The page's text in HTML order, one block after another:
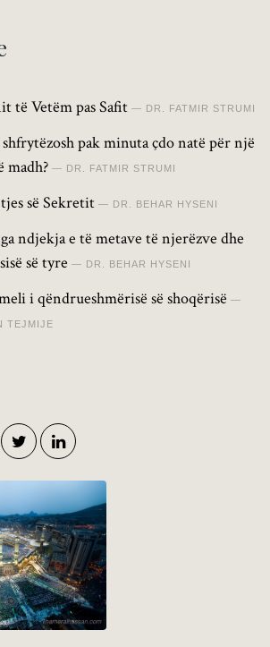
të Vetëm pas Safit DR. FATMIR STRUMI
pak minuta çdo natë për një
madh?
DR. FATMIR STRUMI
së Sekretit DR. BEHAR HYSENI
ndjekja e të metave të njerëzve dhe
së tyre
DR. BEHAR HYSENI
i qëndrueshmërisë së shoqërisë
TEJMIJE